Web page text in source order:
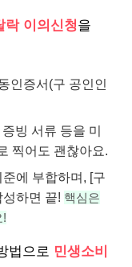
락 이의신청을
인증서(구 공인인
증빙 서류 등을 미
찍어도 괜찮아요.
준에 부합하며, [구
하면 끝! 핵심은
!
법으로 민생소비